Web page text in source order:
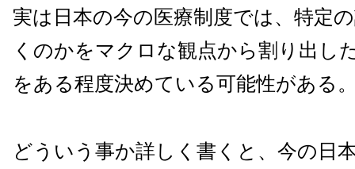
実は日本の今の医療制度では、特定
くのかをマクロな観点から割り出し
をある程度決めている可能性がある
どういう事か詳しく書くと、今の日